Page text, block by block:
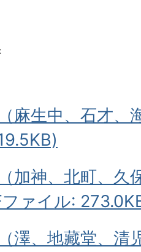
麻生中、石才、
加神、北町、久
ァイル:
澤、地藏堂、清